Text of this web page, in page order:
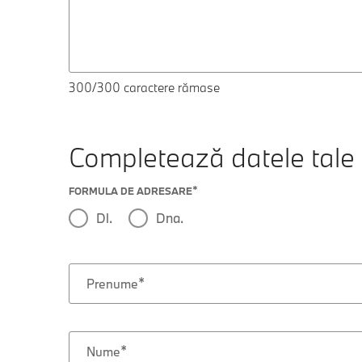
300/300 caractere rămase
Completează datele
FORMULA DE ADRESARE
Dl. Dna.
Prenume
Nume